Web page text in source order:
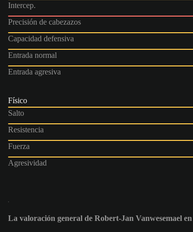
Intercep.
Precisión de cabezazos
Capacidad defensiva
Entrada normal
Entrada agresiva
Físico
Salto
Resistencia
Fuerza
Agresividad
La valoración general de Robert-Jan Vanwesemael